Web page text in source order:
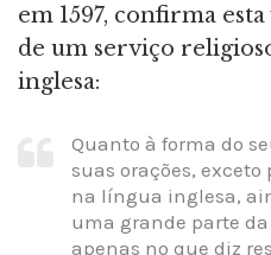
em 1597, confirma
de um serviço
inglesa:
Quanto à forma do
suas orações, exceto
na língua inglesa,
uma grande parte
apenas no que diz